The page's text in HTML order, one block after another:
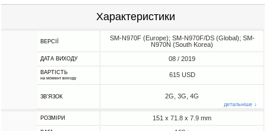
Характеристики
ВЕРСІЇ
SM-N970F (Europe); SM-N970F/DS (Global); SM-
N970N (South Korea)
ДАТА ВИХОДУ 08 / 2019
ВАРТІСТЬ
на момент виходу 615 USD
ЗВ'ЯЗОК 2G, 3G, 4G
детальніше ↓
РОЗМІРИ 151 x 71.8 x 7.9 mm